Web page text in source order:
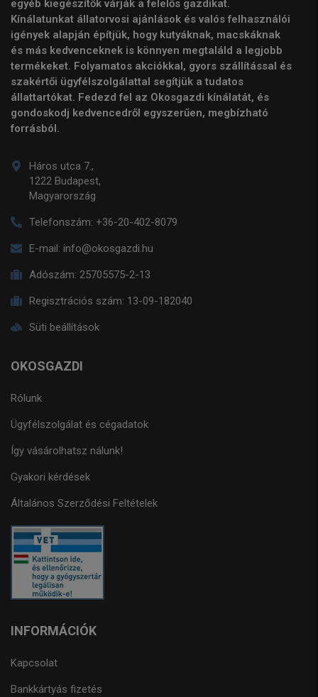
egyéb kiegészítők várják a felelős gazdikat.
Kínálatunkat állatorvosi ajánlások és valós felhasználói
igények alapján építjük, hogy kutyáknak, macskáknak
és más kedvenceknek is könnyen megtaláld a legjobb
termékeket. Folyamatos akciókkal, gyors szállítással és
szakértői ügyfélszolgálattal segítjük a tudatos
állattartókat. Fedezd fel az Okosgazdi kínálatát, és
gondoskodj kedvencedről egyszerűen, megbízható
forrásból.
Háros utca 7.,
1222 Budapest,
Magyarország
Telefonszám: +36-20-402-8079
E-mail: info@okosgazdi.hu
Adószám: 25705575-2-13
Regisztrációs szám: 13-09-182040
Süti beállítások
OKOSGAZDI
Rólunk
Ügyfélszolgálat és cégadatok
Így vásárolhatsz nálunk!
Gyakori kérdések
Általános Szerződési Feltételek
INFORMÁCIÓK
Kapcsolat
Bankkártyás fizetés